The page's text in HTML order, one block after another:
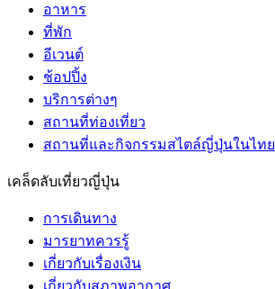
อาหาร
ที่พัก
อีเวนต์
ช้อปปิ้ง
บริการต่างๆ
สถานที่ท่องเที่ยว
สถานที่และกิจกรรมสไตล์ญี่ปุ่นในไทย
เคล็ดลับเที่ยวญี่ปุ่น
การเดินทาง
มารยาทควรรู้
เกี่ยวกับเรื่องเงิน